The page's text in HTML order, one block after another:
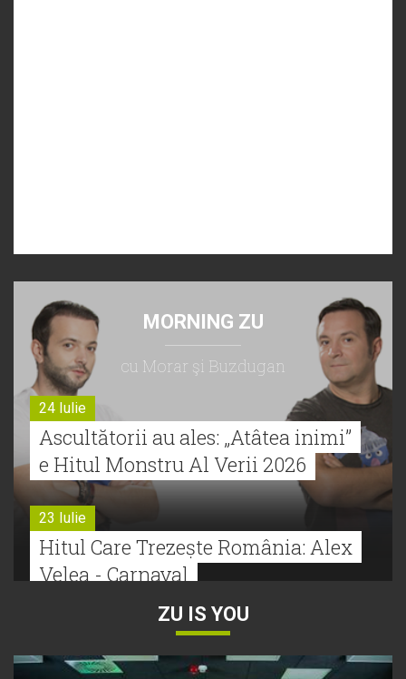
MORNING ZU
cu Morar şi Buzdugan
24 Iulie
Ascultătorii au ales: „Atâtea inimi”
e Hitul Monstru Al Verii 2026
23 Iulie
Hitul Care Trezește România: Alex
Velea - Carnaval
Bătălie strânsă la Hitul Monstru Al
ZU IS YOU